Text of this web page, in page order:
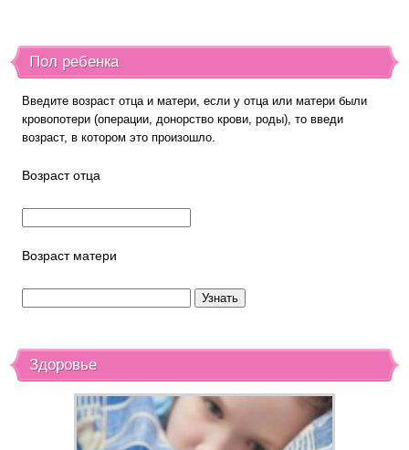
Пол ребенка
Введите возраст отца и матери, если у отца или матери были
кровопотери (операции, донорство крови, роды), то введи
возраст, в котором это произошло.
Возраст отца
Возраст матери
Здоровье